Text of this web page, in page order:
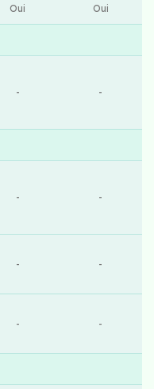
Oui Oui
- -
- -
- -
- -